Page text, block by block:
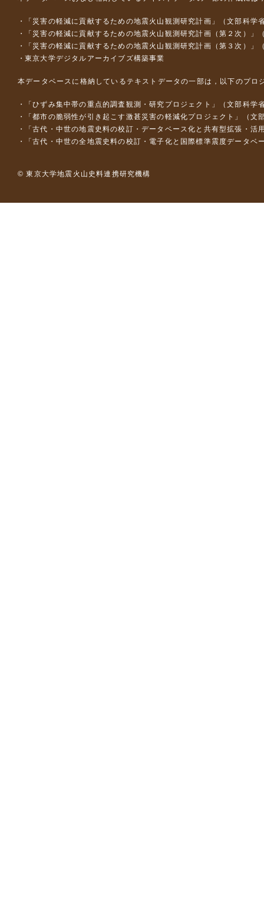
「災害の軽減に貢献するための地震火山観測研究計画」（文部科学
「災害の軽減に貢献するための地震火山観測研究計画（第２次）」
「災害の軽減に貢献するための地震火山観測研究計画（第３次）」
東京大学デジタルアーカイブズ構築事業
本データベースに格納しているテキストデータの一部は，以下のプロ
「ひずみ集中帯の重点的調査観測・研究プロジェクト」（文部科
「都市の脆弱性が引き起こす激甚災害の軽減化プロジェクト」（
「古代・中世の地震史料の校訂・データベース化と共有型拡張・
「古代・中世の全地震史料の校訂・電子化と国際標準震度データ
© 東京大学地震火山史料連携研究機構